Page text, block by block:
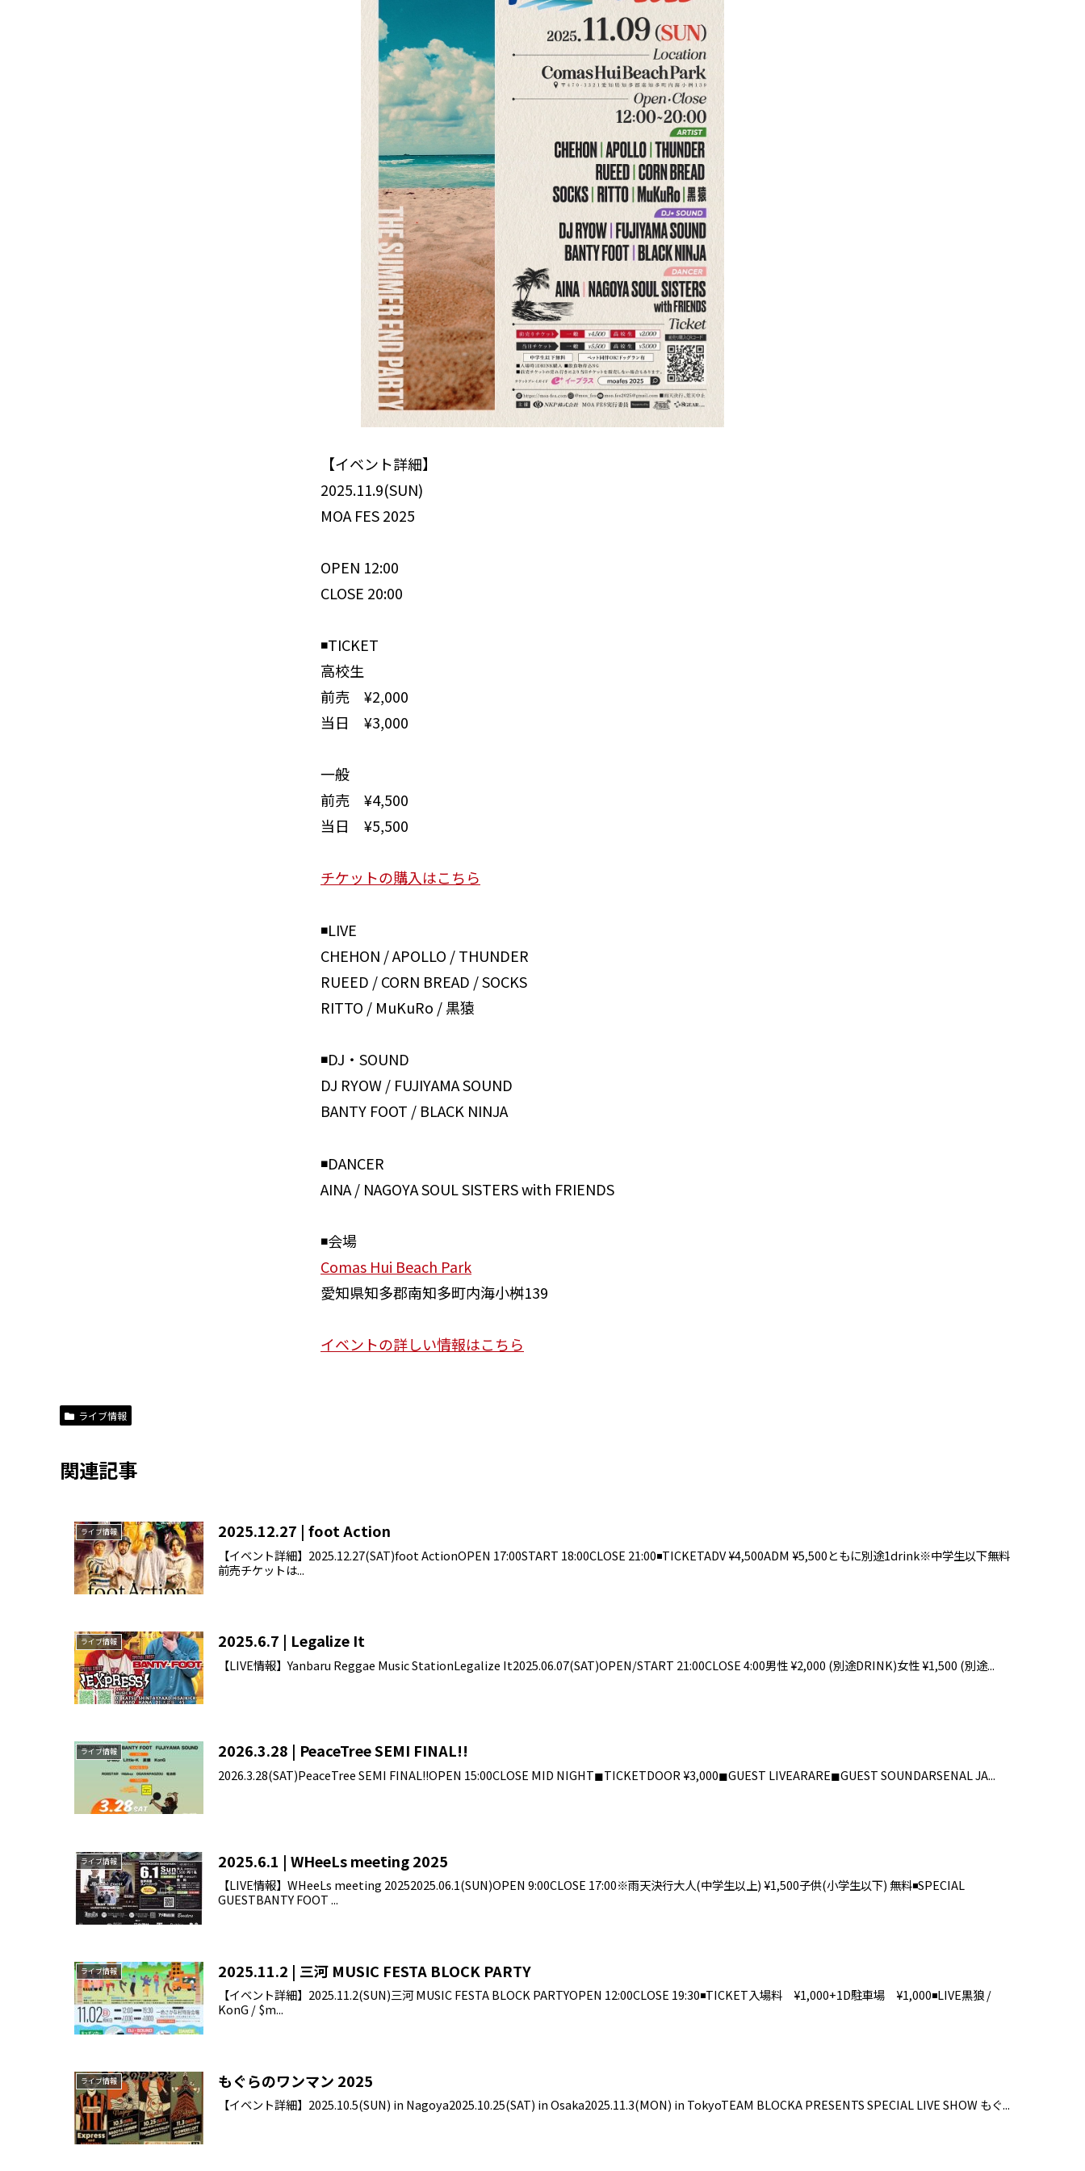
【イベント詳細】
2025.11.9(SUN)
MOA FES 2025
OPEN 12:00
CLOSE 20:00
◾️TICKET
高校生
前売 ¥2,000
当日 ¥3,000
一般
前売 ¥4,500
当日 ¥5,500
チケットの購入はこちら
◾️LIVE
CHEHON / APOLLO / THUNDER
RUEED / CORN BREAD / SOCKS
RITTO / MuKuRo / 黒猿
◾️DJ・SOUND
DJ RYOW / FUJIYAMA SOUND
BANTY FOOT / BLACK NINJA
◾️DANCER
AINA / NAGOYA SOUL SISTERS with FRIENDS
◾️会場
Comas Hui Beach Park
愛知県知多郡南知多町内海小桝139
イベントの詳しい情報はこちら
ライブ情報
関連記事
ライブ情報 2025.12.27 | foot Action
【イベント詳細】2025.12.27(SAT)foot ActionOPEN 17:00START 18:00CLOSE 21:00◾️TICKETADV ¥4,500ADM ¥5,500ともに別途1drink※中学生以下無料
前売チケットは...
ライブ情報 2025.6.7 | Legalize It
【LIVE情報】Yanbaru Reggae Music StationLegalize It2025.06.07(SAT)OPEN/START 21:00CLOSE 4:00男性 ¥2,000 (別途DRINK)女性 ¥1,500 (別途...
ライブ情報 2026.3.28 | PeaceTree SEMI FINAL!!
2026.3.28(SAT)PeaceTree SEMI FINAL!!OPEN 15:00CLOSE MID NIGHT◼︎TICKETDOOR ¥3,000◼︎GUEST LIVEARARE◼︎GUEST SOUNDARSENAL JA...
ライブ情報 2025.6.1 | WHeeLs meeting 2025
【LIVE情報】WHeeLs meeting 20252025.06.1(SUN)OPEN 9:00CLOSE 17:00※雨天決行大人(中学生以上) ¥1,500子供(小学生以下) 無料◾️SPECIAL
GUESTBANTY FOOT ...
ライブ情報 2025.11.2 | 三河 MUSIC FESTA BLOCK PARTY
【イベント詳細】2025.11.2(SUN)三河 MUSIC FESTA BLOCK PARTYOPEN 12:00CLOSE 19:30◾️TICKET入場料 ¥1,000+1D駐車場 ¥1,000◾️LIVE黒狼 /
KonG / $m...
ライブ情報 もぐらのワンマン 2025
【イベント詳細】2025.10.5(SUN) in Nagoya2025.10.25(SAT) in Osaka2025.11.3(MON) in TokyoTEAM BLOCKA PRESENTS SPECIAL LIVE SHOW もぐ...